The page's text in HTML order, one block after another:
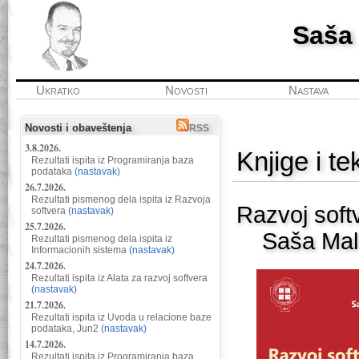
Ukratko Novosti Nastava
Novosti i obaveštenja RSS
3.8.2026.
Rezultati ispita iz Programiranja baza
podataka (nastavak)
26.7.2026.
Rezultati pismenog dela ispita iz Razvoja
softvera (nastavak)
25.7.2026.
Rezultati pismenog dela ispita iz
Informacionih sistema (nastavak)
24.7.2026.
Rezultati ispita iz Alata za razvoj softvera
(nastavak)
21.7.2026.
Rezultati ispita iz Uvoda u relacione baze
podataka, Jun2 (nastavak)
14.7.2026.
Rezultati ispita iz Programiranja baza
Knjige i
Razvoj
Saša